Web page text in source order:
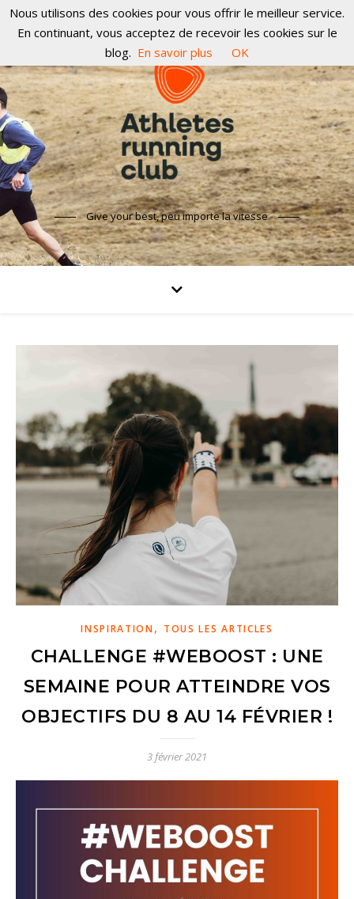
Give your best, peu importe la vitesse
INSPIRATION, TOUS LES ARTICLES
CHALLENGE #WEBOOST : UNE
SEMAINE POUR ATTEINDRE VOS
OBJECTIFS DU 8 AU 14 FÉVRIER !
3 février 2021
Nous utilisons des cookies pour vous offrir le meilleur service.
En continuant, vous acceptez de recevoir les cookies sur le
blog. En savoir plus OK